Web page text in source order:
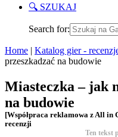
🔍 SZUKAJ
Search for:
Home | Katalog gier -
przeszkadzać na budowie
Miasteczka – jak
na budowie
[Współpraca reklamowa z All in
recenzji
Ten tekst